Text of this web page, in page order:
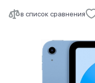
в список сравнения